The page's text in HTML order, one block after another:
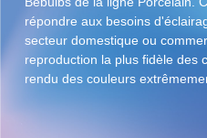
répondre aux besoins
secteur domestique ou
reproduction la plus fidèle des
rendu des couleurs